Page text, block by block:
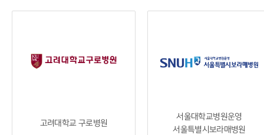
고려대학교 구로병원
서울대학교병원운영
서울특별시보라매병원